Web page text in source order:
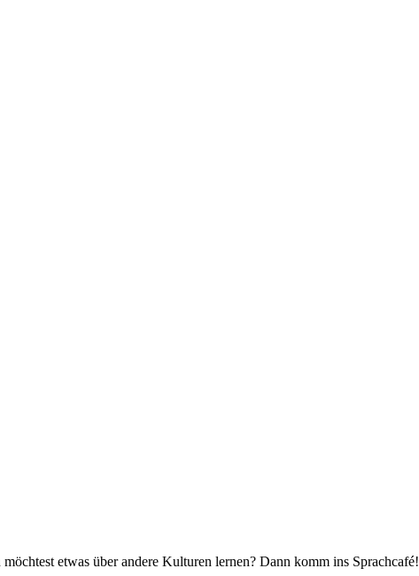
etwas über andere Kulturen lernen? Dann komm ins Sprachcafé!